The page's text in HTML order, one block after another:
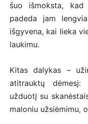
šuo išmoksta,
padeda jam
išgyvena, kai lieka
laukimu.
Kitas dalykas –
atitrauktų
užduotį su
maloniu užsiėmimu,